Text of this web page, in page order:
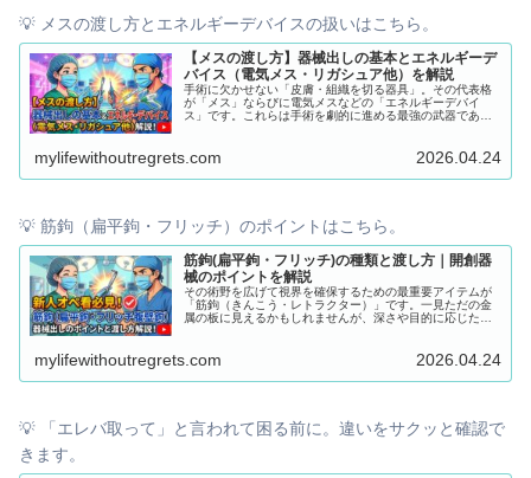
💡 メスの渡し方とエネルギーデバイスの扱いはこちら。
【メスの渡し方】器械出しの基本とエネルギーデ
バイス（電気メス・リガシュア他）を解説
手術に欠かせない「皮膚・組織を切る器具」。その代表格
が「メス」ならびに電気メスなどの「エネルギーデバイ
ス」です。これらは手術を劇的に進める最強の武器である
ります。 この記事では、メスの基本（円刃・尖刃の違いと
デバイス（電気メス、リガシュア、ハーモニック）の仕組
mylifewithoutregrets.com 2026.04.24
💡 筋鉤（扁平鉤・フリッチ）のポイントはこちら。
筋鉤(扁平鉤・フリッチ)の種類と渡し方｜開創器
械のポイントを解説
その術野を広げて視界を確保するための最重要アイテムが
「筋鉤（きんこう・レトラクター）」です。一見ただの金
属の板に見えるかもしれませんが、深さや目的に応じた
鉤の役割から、ドクターが「おっ、分かってるな」と思う
ようなスムーズな器械出しのコツ・注意点までをわかりや
すく解説します！
mylifewithoutregrets.com 2026.04.24
💡 「エレバ取って」と言われて困る前に。違いをサクッと確認で
きます。